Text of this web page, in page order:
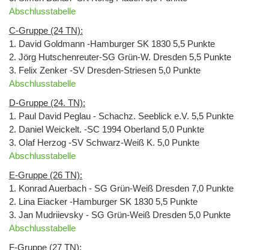
Abschlusstabelle
C-Gruppe (24 TN):
1. David Goldmann -Hamburger SK 1830 5,5 Punkte
2. Jörg Hutschenreuter-SG Grün-W. Dresden 5,5 Punkte
3. Felix Zenker -SV Dresden-Striesen 5,0 Punkte
Abschlusstabelle
D-Gruppe (24. TN):
1. Paul David Peglau - Schachz. Seeblick e.V. 5,5 Punkte
2. Daniel Weickelt. -SC 1994 Oberland 5,0 Punkte
3. Olaf Herzog -SV Schwarz-Weiß K. 5,0 Punkte
Abschlusstabelle
E-Gruppe (26 TN):
1. Konrad Auerbach - SG Grün-Weiß Dresden 7,0 Punkte
2. Lina Eiacker -Hamburger SK 1830 5,5 Punkte
3. Jan Mudriievsky - SG Grün-Weiß Dresden 5,0 Punkte
Abschlusstabelle
F-Gruppe (27 TN):